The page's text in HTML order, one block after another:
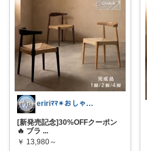
eririﾏﾏ✴︎おしゃれ雑貨×子供×服
[新発売記念]30%OFFクーポン
🔥 ブラ ...
￥ 13,980～